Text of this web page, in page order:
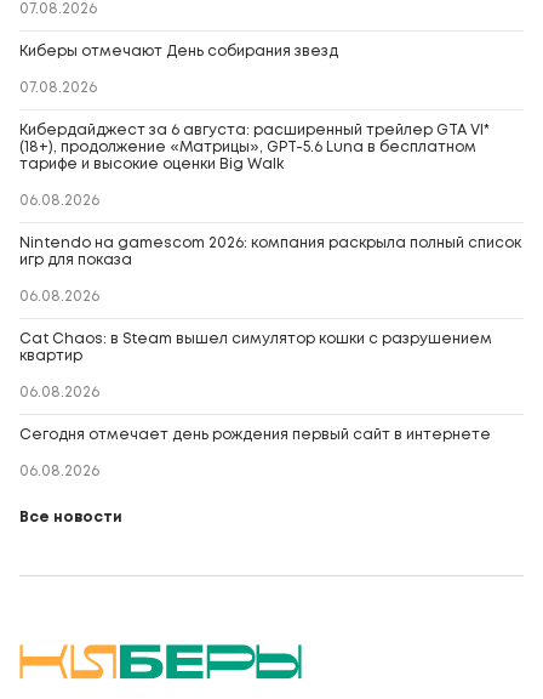
07.08.2026
Киберы отмечают День собирания звезд
07.08.2026
Кибердайджест за 6 августа: расширенный трейлер GTA VI*
(18+), продолжение «Матрицы», GPT-5.6 Luna в бесплатном
тарифе и высокие оценки Big Walk
06.08.2026
Nintendo на gamescom 2026: компания раскрыла полный список
игр для показа
06.08.2026
Cat Chaos: в Steam вышел симулятор кошки с разрушением
квартир
06.08.2026
Сегодня отмечает день рождения первый сайт в интернете
06.08.2026
Все новости